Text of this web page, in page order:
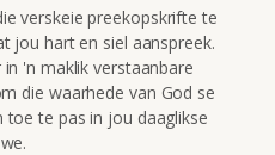
verskeie preekopskrifte te
jou hart en siel aanspreek.
'n maklik verstaanbare
die waarhede van God se
te pas in jou daaglikse